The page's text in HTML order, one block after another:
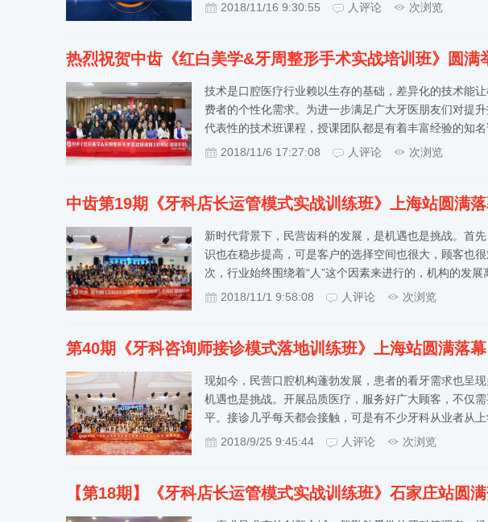
2018/11/16 9:30:55
人评论 次浏览
热烈祝贺中齿《红白美学&牙周整形手术实战培训班》圆满
技术是口腔医疗行业赖以生存的基础，差异化的技术能
费者的个性化需求。为进一步满足广大牙医朋友们对提
代表性的技术班课程，授课团队都是有着丰富经验的知
2018/11/6 17:27:08
人评论 次浏览
中齿第19期《牙科店长运管模式实战训练班》上海站圆满落
新时代背景下，民营齿科的发展，是机遇也是挑战。首
识也在稳步提高，可是客户的选择空间也很大，顾客也
次，行业始终围绕着“人”这个因素来进行的，机构的发展
2018/11/1 9:58:08
人评论 次浏览
第40期《牙科咨询师接诊模式落地训练班》上海站圆满落幕
现如今，民营口腔机构蓬勃发展，患者的看牙需求也呈
机遇也是挑战。开展品质医疗，服务好广大顾客，不仅
平。接诊几乎每天都会接触，可是有不少牙科从业者从
2018/9/25 9:45:44
人评论 次浏览
【第18期】《牙科店长运管模式实战训练班》石家庄站圆